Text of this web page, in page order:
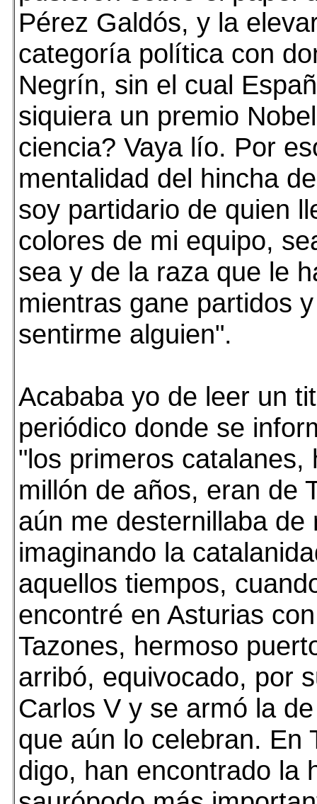
Pérez Galdós, y la
categoría política con
Negrín, sin el cual
siquiera un premio
ciencia? Vaya lío. Por
mentalidad del hincha
soy partidario de quien
colores de mi equipo,
sea y de la raza que le
mientras gane partidos
sentirme alguien".
Acababa yo de leer un
periódico donde se
"los primeros catalanes,
millón de años, eran de
aún me desternillaba de
imaginando la
aquellos tiempos,
encontré en Asturias
Tazones, hermoso
arribó, equivocado, por
Carlos V y se armó la
que aún lo celebran. En
digo, han encontrado la